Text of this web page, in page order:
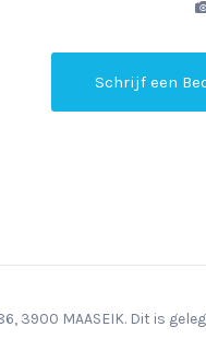
Schrijf een
3900 MAASEIK. Dit is